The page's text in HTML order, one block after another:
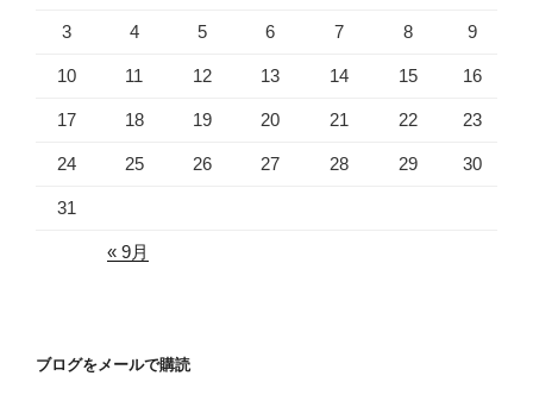
3 4 5 6 7 8 9
10 11 12 13 14 15 16
17 18 19 20 21 22 23
24 25 26 27 28 29 30
31
« 9月
ブログをメールで購読